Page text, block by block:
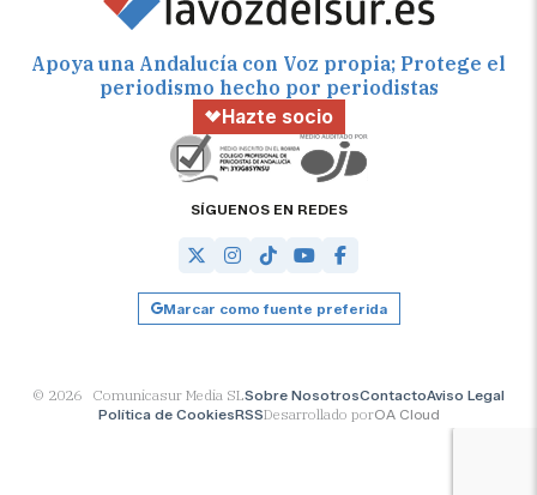
Apoya una Andalucía con Voz propia; Protege el
periodismo hecho por periodistas
Hazte socio
SÍGUENOS EN REDES
Marcar como fuente preferida
© 2026 Comunicasur Media SLSobre NosotrosContactoAviso Legal
Política de CookiesRSSDesarrollado porOA Cloud